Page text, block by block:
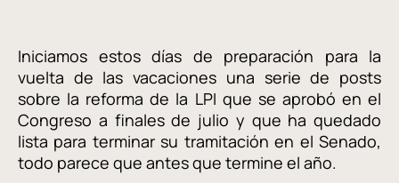
Iniciamos estos días de preparación para la
vuelta de las vacaciones una serie de posts
sobre la reforma de la LPI que se aprobó en el
Congreso a finales de julio y que ha quedado
lista para terminar su tramitación en el Senado,
todo parece que antes que termine el año.